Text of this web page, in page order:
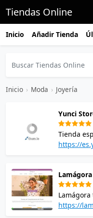
Tiendas Online
Inicio Añadir Tienda
Inicio › Moda › Joyería
Yunci
Tienda
con
cualquier
https://
Lamágora
https://